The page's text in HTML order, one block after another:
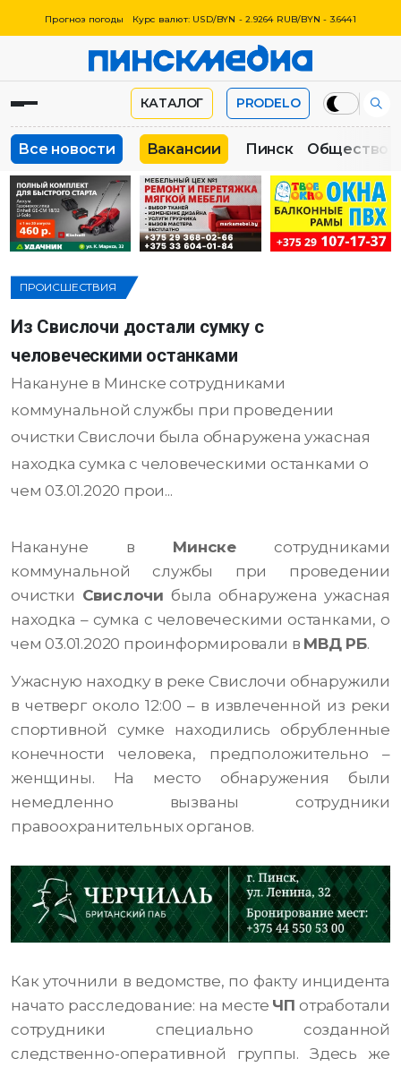
Прогноз погоды Курс валют: USD/BYN - 2.9264 RUB/BYN - 3.6441
КАТАЛОГ PRODELO
Все новости Вакансии Пинск Общество
ПРОИСШЕСТВИЯ
Из Свислочи достали сумку с
человеческими останками
Накануне в Минске сотрудниками
коммунальной службы при проведении
очистки Свислочи была обнаружена ужасная
находка сумка с человеческими останками о
чем 03.01.2020 прои...
Накануне в Минскесотрудниками
коммунальной службы при проведении
очистки Свислочи была обнаружена ужасная
находка – сумка с человеческими останками, о
чем 03.01.2020 проинформировали в МВД РБ.
Ужасную находку в реке Свислочи обнаружили
в четверг около 12:00 – в извлеченной из реки
спортивной сумке находились обрубленные
конечности человека, предположительно –
женщины. На место обнаружения были
немедленно вызваны сотрудники
правоохранительных органов.
Как уточнили в ведомстве, по факту инцидента
начато расследование: на месте ЧП отработали
сотрудники специально созданной
следственно-оперативной группы. Здесь же